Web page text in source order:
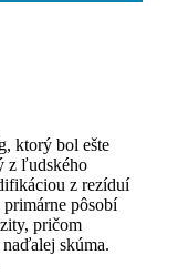
ktorý bol ešte
z ľudského
z rezíduí
pôsobí
pričom
skúma.